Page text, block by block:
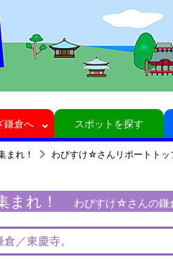
鎌倉へ スポットを探す
まれ！ わびすけ☆さんリポートトッ
まれ！ わびすけ☆さんの鎌
／東慶寺。